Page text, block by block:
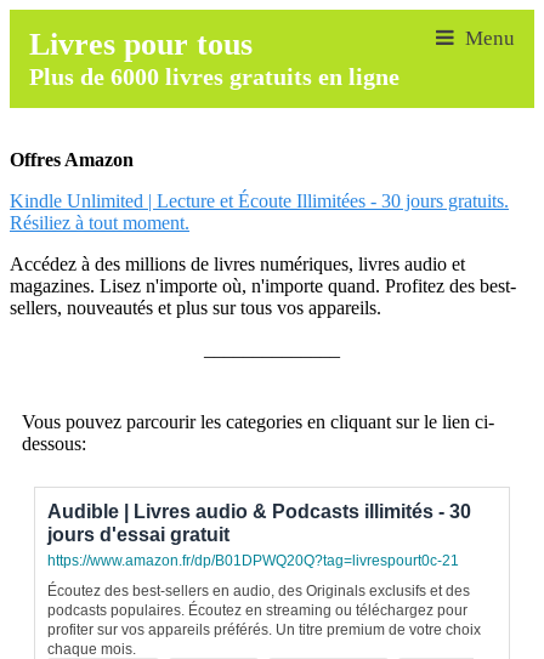
Livres pour tous
Plus de 6000 livres gratuits en ligne
Offres Amazon
Kindle Unlimited | Lecture et Écoute Illimitées - 30 jours gratuits.
Résiliez à tout moment.
Accédez à des millions de livres numériques, livres audio et
magazines. Lisez n'importe où, n'importe quand. Profitez des best-
sellers, nouveautés et plus sur tous vos appareils.
Vous pouvez parcourir les categories en cliquant sur le lien ci-
dessous:
Audible | Livres audio & Podcasts illimités - 30
jours d'essai gratuit
https://www.amazon.fr/dp/B01DPWQ20Q?tag=livrespourt0c-21
Écoutez des best-sellers en audio, des Originals exclusifs et des
podcasts populaires. Écoutez en streaming ou téléchargez pour
profiter sur vos appareils préférés. Un titre premium de votre choix
chaque mois.